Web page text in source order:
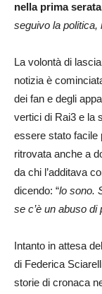
nella prima
seguivo la
La volontà di
notizia è
dei fan e degli
vertici di Rai3 e la
essere stato facile
ritrovata anche a
da chi l’additava
dicendo: “lo sono.
se c’è un abuso
Intanto in attesa
di Federica
storie di cronaca